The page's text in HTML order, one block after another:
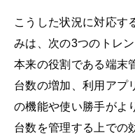
こうした状況に対応す
みは、次の3つのトレ
本来の役割である端末
台数の増加、利用アプ
の機能や使い勝手がよ
台数を管理する上での